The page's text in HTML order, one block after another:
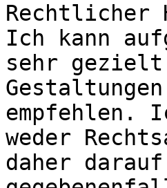
Rechtlicher
Ich kann
sehr gezielt
empfehlen.
weder
daher